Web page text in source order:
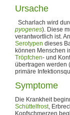
Ursache
Scharlach wird
pyogenes). Diese
verantwortlich ist.
Serotypen dieses
können Menschen
Tröpfchen- und
übertragen werden
primäre
Symptome
Die Krankheit
Schüttelfrost,
Kopfschmerzen